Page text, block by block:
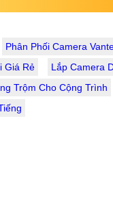
Phân Phối Camera
Giá Rẻ
Lắp Camera
Trộm Cho Cộng Trình